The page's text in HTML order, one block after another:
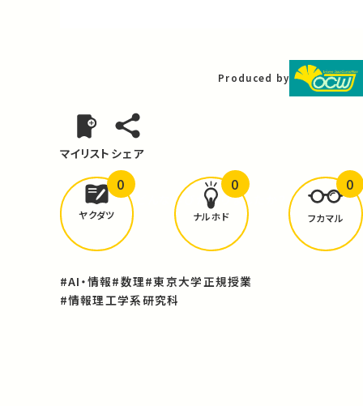
Produced by
マイリスト シェア
どんな学びがありましたか？
ヤクダツ
0
ナルホド
0
フカマル
0
#AI・情報#数理#東京大学正規授業
#情報理工学系研究科